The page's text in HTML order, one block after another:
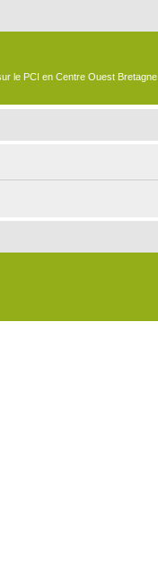
le PCI en Centre Ouest Bretagne